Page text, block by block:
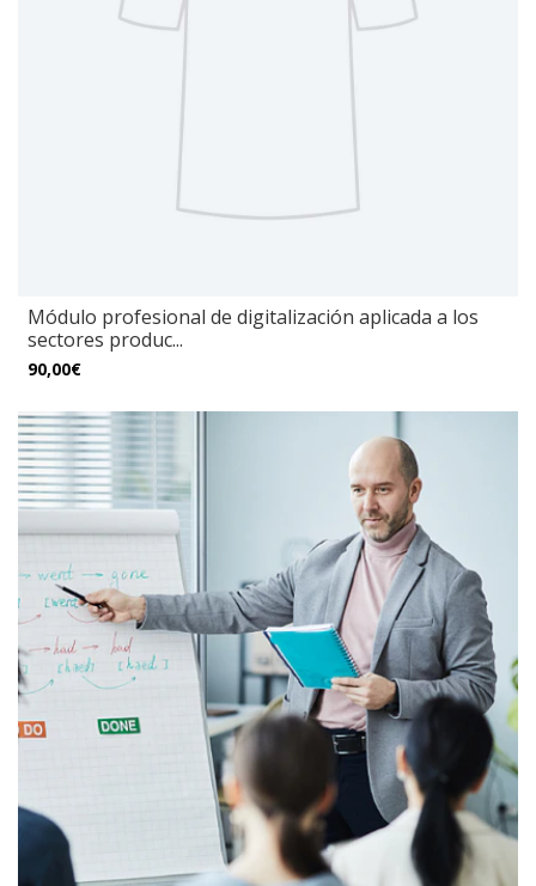
Módulo profesional de digitalización aplicada a los
sectores produc...
90,00€